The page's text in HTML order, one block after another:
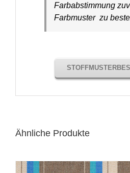
Farbabstimmung
Farbmuster zu
Ähnliche Produkte